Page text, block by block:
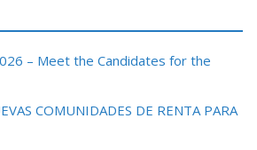
– Meet the Candidates for the
COMUNIDADES DE RENTA PARA